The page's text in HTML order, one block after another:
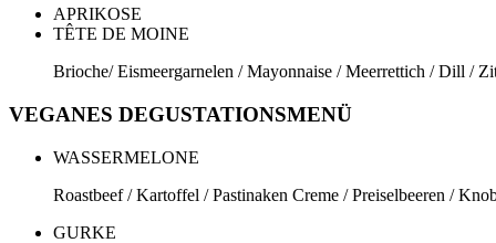
APRIKOSE
TÊTE DE MOINE
Brioche/ Eismeergarnelen / Mayonnaise / Meerrettich / Dill /
VEGANES DEGUSTATIONSMENÜ
WASSERMELONE
Roastbeef / Kartoffel / Pastinaken Creme / Preiselbeeren /
GURKE